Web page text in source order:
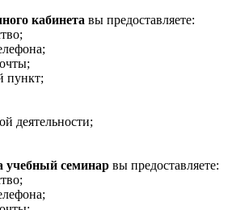
кабинета вы предоставляете:
пункт;
деятельности;
учебный семинар вы предоставляете: